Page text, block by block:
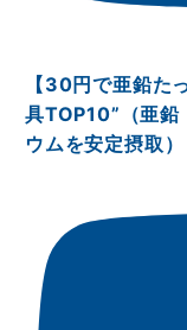
【30円で亜鉛た
具TOP10”（亜
ウムを安定摂取）